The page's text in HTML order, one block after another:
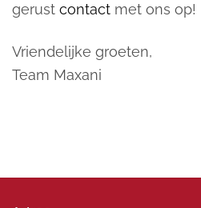
gerust contact met ons op!
Vriendelijke groeten,
Team Maxani